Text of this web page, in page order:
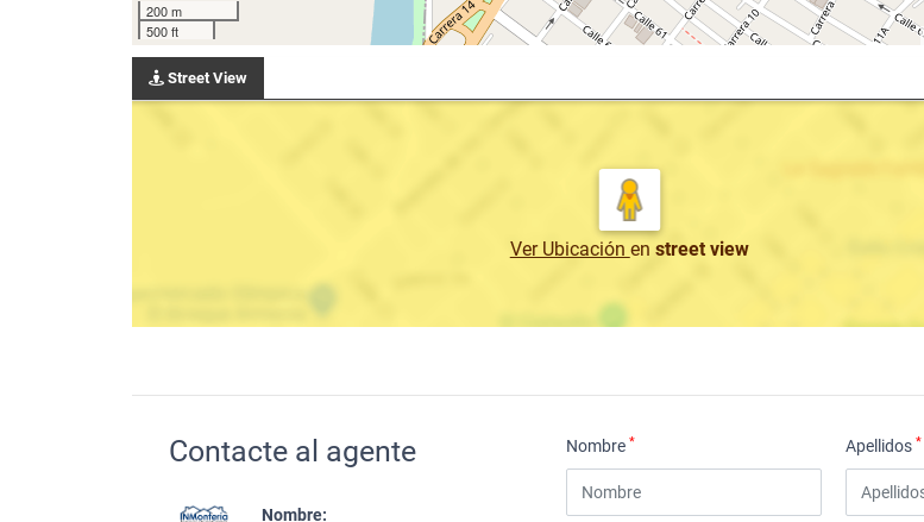
200 m
500 ft
Street View
Ver Ubicación en street view
Contacte al agente
Nombre:
Nombre* Apellidos*